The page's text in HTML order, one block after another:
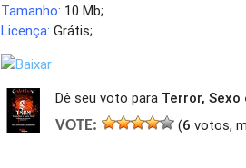
Tamanho: 10 Mb;
Licença: Grátis;
Dê seu voto para Terror,
VOTE:
(6 votos,